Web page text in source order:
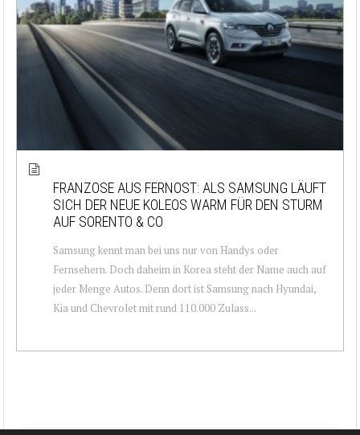
FRANZOSE AUS FERNOST: ALS SAMSUNG LÄUFT
SICH DER NEUE KOLEOS WARM FÜR DEN STURM
AUF SORENTO & CO
Samsung kennt man bei uns nur von Handys oder
Fernsehern. Doch daheim in Korea steht der Name auch auf
jeder Menge Autos. Denn dort ist Samsung nach Hyundai,
Kia und Chevrolet mit rund 110.000 Zulass...